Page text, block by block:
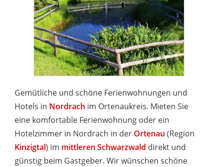
Gemütliche und schöne Ferienwohnungen und
Hotels in Nordrach im Ortenaukreis. Mieten Sie
eine komfortable Ferienwohnung oder ein
Hotelzimmer in Nordrach in der Ortenau (Region
Kinzigtal) im mittleren Schwarzwald direkt und
günstig beim Gastgeber. Wir wünschen schöne